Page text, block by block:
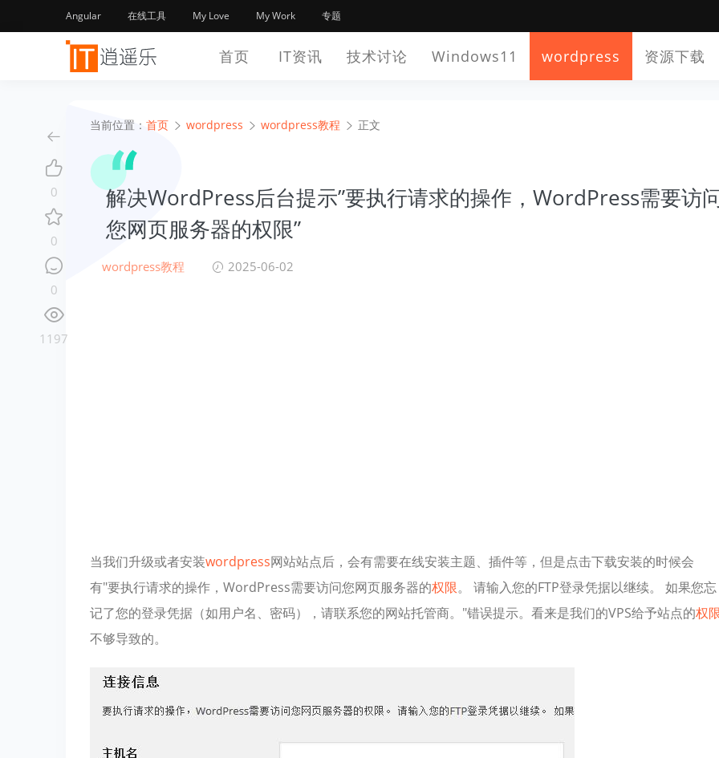
Angular 在线工具 My Love My Work 专题
首页 IT资讯 技术讨论 Windows11 wordpress 资源下载
当前位置： 首页 wordpress wordpress教程 正文
解决WordPress后台提示”要执行请求的操作，WordPress需要访
您网页服务器的权限”
wordpress教程 2025-06-02
当我们升级或者安装wordpress网站站点后，会有需要在线安装主题、插件等，但是点击下载安装的时候会
有"要执行请求的操作，WordPress需要访问您网页服务器的权限。 请输入您的FTP登录凭据以继续。 如果您忘
记了您的登录凭据（如用户名、密码），请联系您的网站托管商。"错误提示。看来是我们的VPS给予站点的权
不够导致的。
0
0
0
1197